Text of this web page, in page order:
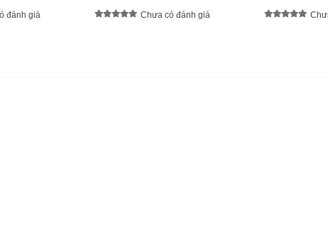
đánh giá Chưa có đánh giá